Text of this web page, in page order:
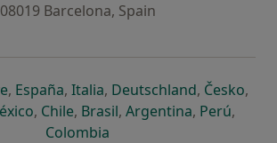
08019 Barcelona, Spain
en una nueva pestaña
se abre en una nueva pestaña
, Españase abre en una nueva pestaña
, Italiase abre en una nueva
, Deutschlandse abre en
, Českose
,
en una nueva pestaña
se abre en una nueva pestaña
, Chilese abre en una nueva pestaña
, Brasilse abre en una nueva
, Argentinase abre en
, Perúse
,
Colombia